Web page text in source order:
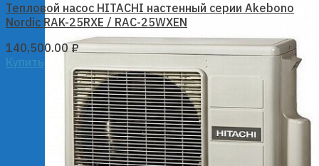
Тепловой насос HITACHI настенный серии Akebono
Nordic RAK-25RXE / RAC-25WXEN
140,500.00₽
Купить